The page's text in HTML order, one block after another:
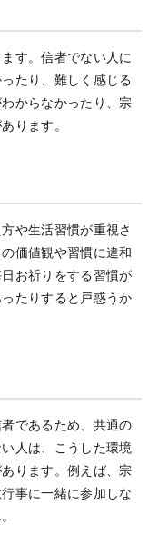
す。信者でない人に
たり、難しく感じる
からなかったり、宗
ります。
や生活習慣が重視さ
価値観や習慣に違和
お祈りをする習慣が
たりすると戸惑うか
であるため、共通の
人は、こうした環境
ります。例えば、宗
事に一緒に参加しな